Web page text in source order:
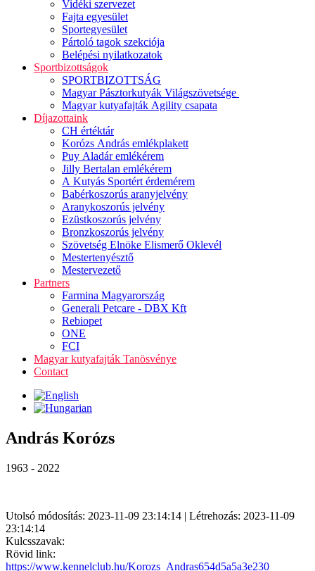
Vidéki szervezet
Fajta egyesület
Sportegyesület
Pártoló tagok szekciója
Belépési nyilatkozatok
Sportbizottságok
SPORTBIZOTTSÁG
Magyar Pásztorkutyák Világszövetsége
Magyar kutyafajták Agility csapata
Díjazottaink
CH értéktár
Korózs András emlékplakett
Puy Aladár emlékérem
Jilly Bertalan emlékérem
A Kutyás Sportért érdemérem
Babérkoszorús aranyjelvény
Aranykoszorús jelvény
Ezüstkoszorús jelvény
Bronzkoszorús jelvény
Szövetség Elnöke Elismerő Oklevél
Mestertenyésztő
Mestervezető
Partners
Farmina Magyarország
Generali Petcare - DBX Kft
Rebiopet
ONE
FCI
Magyar kutyafajták Tanösvénye
Contact
András Korózs
1963 - 2022
Utolsó módosítás: 2023-11-09 23:14:14 | Létrehozás: 2023-11-09
23:14:14
Kulcsszavak:
Rövid link:
https://www.kennelclub.hu/Korozs_Andras654d5a5a3e230